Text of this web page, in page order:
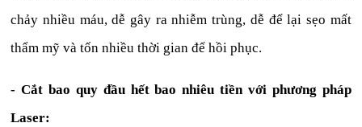
chảy nhiều máu, dễ gây ra nhiễm trùng, dễ để lại sẹo mất
thẩm mỹ và tốn nhiều thời gian để hồi phục.
- Cắt bao quy đầu hết bao nhiêu tiền với phương pháp
Laser: